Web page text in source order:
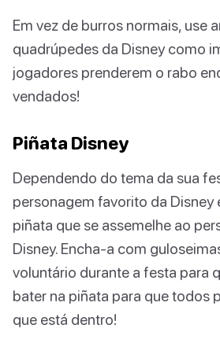
Em vez de burros normais, use
quadrúpedes da Disney como
jogadores prenderem o rabo
vendados!
Piñata Disney
Dependendo do tema da sua
personagem favorito da Disney
piñata que se assemelhe ao
Disney. Encha-a com
voluntário durante a festa para
bater na piñata para que todos
que está dentro!